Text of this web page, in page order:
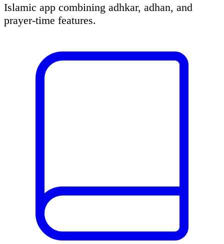
Islamic app combining adhkar, adhan, and
prayer-time features.